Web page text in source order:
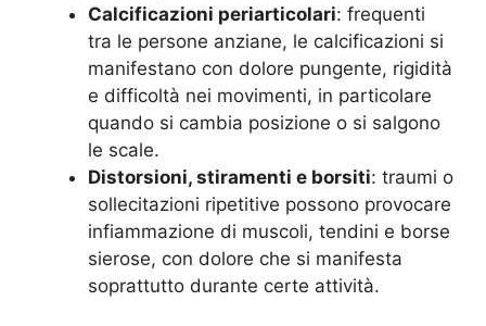
Calcificazioni periarticolari: frequenti
tra le persone anziane, le calcificazioni si
manifestano con dolore pungente, rigidità
e difficoltà nei movimenti, in particolare
quando si cambia posizione o si salgono
le scale.
Distorsioni, stiramenti e borsiti: traumi o
sollecitazioni ripetitive possono provocare
infiammazione di muscoli, tendini e borse
sierose, con dolore che si manifesta
soprattutto durante certe attività.